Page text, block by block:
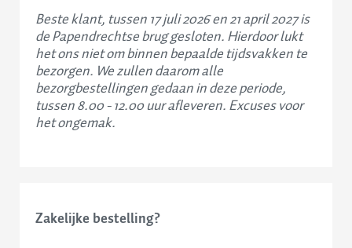
Beste klant, tussen 17 juli 2026 en 21 april 2027 is
de Papendrechtse brug gesloten. Hierdoor lukt
het ons niet om binnen bepaalde tijdsvakken te
bezorgen. We zullen daarom alle
bezorgbestellingen gedaan in deze periode,
tussen 8.00 - 12.00 uur afleveren. Excuses voor
het ongemak.
Zakelijke bestelling?